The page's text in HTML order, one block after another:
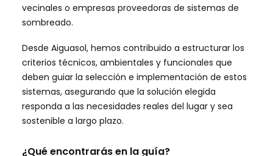
vecinales o empresas proveedoras de sistemas de
sombreado.
Desde Aiguasol, hemos contribuido a estructurar los
criterios técnicos, ambientales y funcionales que
deben guiar la selección e implementación de estos
sistemas, asegurando que la solución elegida
responda a las necesidades reales del lugar y sea
sostenible a largo plazo.
¿Qué encontrarás en la guía?